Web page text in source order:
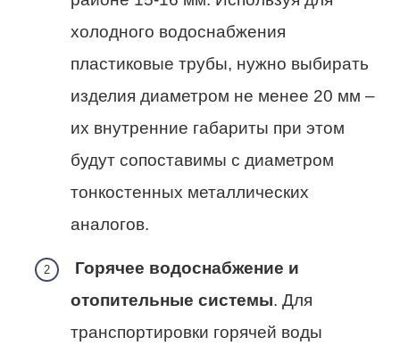
холодного водоснабжения
пластиковые трубы, нужно выбирать
изделия диаметром не менее 20 мм –
их внутренние габариты при этом
будут сопоставимы с диаметром
тонкостенных металлических
аналогов.
Горячее водоснабжение и
отопительные системы. Для
транспортировки горячей воды